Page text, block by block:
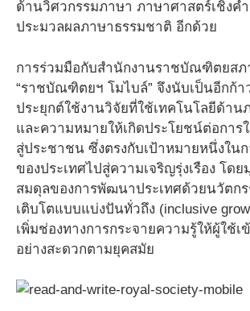
ด้านวิศวกรรมภาษา ภาษาศาสตร์เชิงค
ประมวลผลภาษาธรรมชาติ อีกด้วย
การร่วมมือกับสำนักงานราชบัณฑิตยส
“ราชบัณฑิตยฯ โมไบล์” จึงนับเป็นอีกก้า
ประยุกต์ใช้งานวิจัยที่ใช้เทคโนโลยีด้าน
และความหมายให้เกิดประโยชน์ต่อการ
สู่ประชาชน ซึ่งตรงกับเป้าหมายหนึ่งในก
ของประเทศไปสู่ความเจริญรุ่งเรือง โดย
สมดุลของการพัฒนาประเทศด้วยนวัตก
เติบโตแบบแบ่งปันทั่วถึง (inclusive
เพิ่มช่องทางการกระจายความรู้ให้ผู้ใช้เ
อย่างสะดวกตามยุคสมัย